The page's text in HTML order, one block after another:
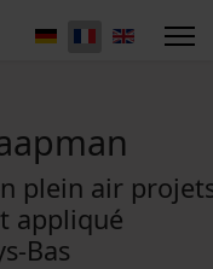
plein air
appliqué
Bas